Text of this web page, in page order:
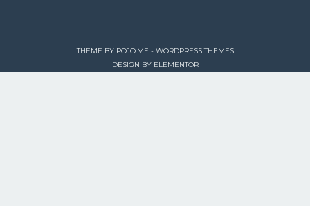
THEME BY POJO.ME - WORDPRESS THEMES
DESIGN BY ELEMENTOR